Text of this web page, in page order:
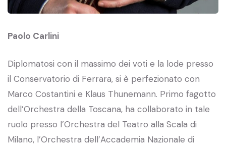
Paolo Carlini
Diplomatosi con il massimo dei voti e la lode presso
il Conservatorio di Ferrara, si è perfezionato con
Marco Costantini e Klaus Thunemann. Primo fagotto
dell’Orchestra della Toscana, ha collaborato in tale
ruolo presso l’Orchestra del Teatro alla Scala di
Milano, l’Orchestra dell’Accademia Nazionale di